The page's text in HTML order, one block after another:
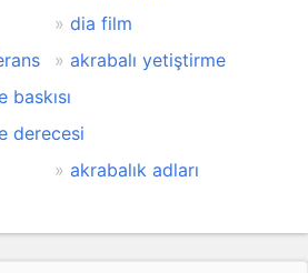
dia film
akrabalı yetiştirme
derecesi
akrabalık adları